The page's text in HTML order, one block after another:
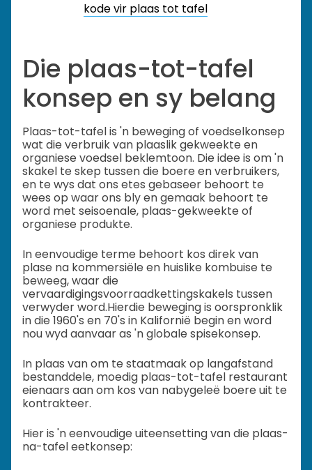
kode vir plaas tot tafel
Die plaas-tot-tafel
konsep en sy belang
Plaas-tot-tafel is 'n beweging of voedselkonsep
wat die verbruik van plaaslik gekweekte en
organiese voedsel beklemtoon. Die idee is om 'n
skakel te skep tussen die boere en verbruikers,
en te wys dat ons etes gebaseer behoort te
wees op waar ons bly en gemaak behoort te
word met seisoenale, plaas-gekweekte of
organiese produkte.
In eenvoudige terme behoort kos direk van
plase na kommersiële en huislike kombuise te
beweeg, waar die
vervaardigingsvoorraadkettingskakels tussen
verwyder word.Hierdie beweging is oorspronklik
in die 1960's en 70's in Kalifornië begin en word
nou wyd aanvaar as 'n globale spisekonsep.
In plaas van om te staatmaak op langafstand
bestanddele, moedig plaas-tot-tafel restaurant
eienaars aan om kos van nabygeleë boere uit te
kontrakteer.
Hier is 'n eenvoudige uiteensetting van die plaas-
na-tafel eetkonsep: